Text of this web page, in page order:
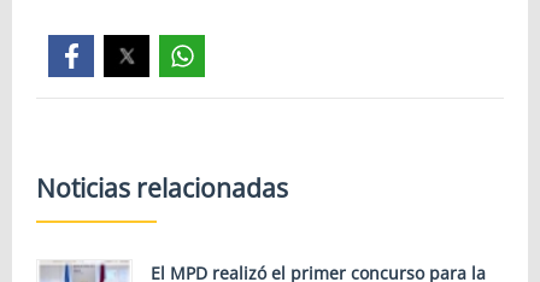
Noticias relacionadas
El MPD realizó el primer concurso para la